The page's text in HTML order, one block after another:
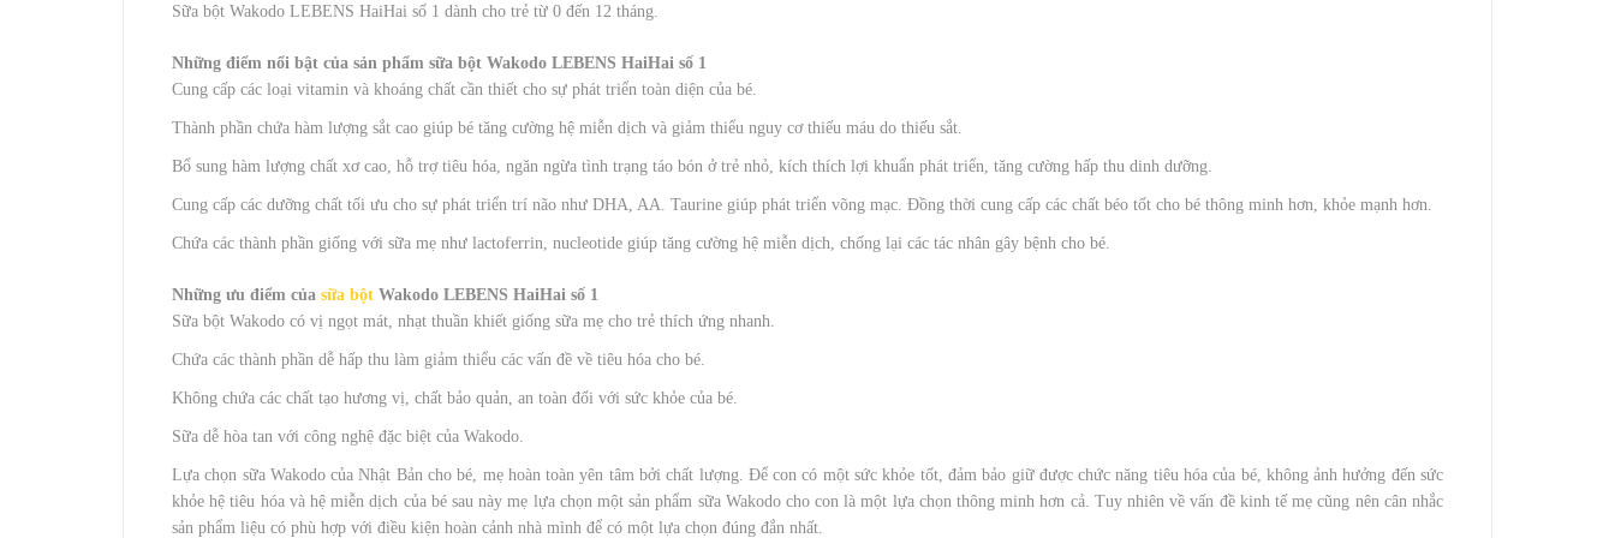
Sữa bột Wakodo LEBENS HaiHai số 1 dành cho trẻ từ 0 đến 12 tháng.
Những điểm nổi bật của sản phẩm sữa bột Wakodo LEBENS HaiHai số 1
Cung cấp các loại vitamin và khoáng chất cần thiết cho sự phát triển toàn diện của bé.
Thành phần chứa hàm lượng sắt cao giúp bé tăng cường hệ miễn dịch và giảm thiểu nguy cơ thiếu máu do thiếu sắt.
Bổ sung hàm lượng chất xơ cao, hỗ trợ tiêu hóa, ngăn ngừa tình trạng táo bón ở trẻ nhỏ, kích thích lợi khuẩn phát triển, tăng cường hấp thu dinh dưỡng.
Cung cấp các dưỡng chất tối ưu cho sự phát triển trí não như DHA, AA. Taurine giúp phát triển võng mạc. Đồng thời cung cấp các chất béo tốt cho bé thông minh hơn, khỏe mạnh hơn.
Chứa các thành phần giống với sữa mẹ như lactoferrin, nucleotide giúp tăng cường hệ miễn dịch, chống lại các tác nhân gây bệnh cho bé.
Những ưu điểm của sữa bột Wakodo LEBENS HaiHai số 1
Sữa bột Wakodo có vị ngọt mát, nhạt thuần khiết giống sữa mẹ cho trẻ thích ứng nhanh.
Chứa các thành phần dễ hấp thu làm giảm thiểu các vấn đề về tiêu hóa cho bé.
Không chứa các chất tạo hương vị, chất bảo quản, an toàn đối với sức khỏe của bé.
Sữa dễ hòa tan với công nghệ đặc biệt của Wakodo.
Lựa chọn sữa Wakodo của Nhật Bản cho bé, mẹ hoàn toàn yên tâm bởi chất lượng. Để con có một sức khỏe tốt, đảm bảo giữ được chức năng tiêu hóa của bé, không ảnh hưởng đến sức
khỏe hệ tiêu hóa và hệ miễn dịch của bé sau này mẹ lựa chọn một sản phẩm sữa Wakodo cho con là một lựa chọn thông minh hơn cả. Tuy nhiên về vấn đề kinh tế mẹ cũng nên cân nhắc
sản phẩm liệu có phù hợp với điều kiện hoàn cảnh nhà mình để có một lựa chọn đúng đắn nhất.